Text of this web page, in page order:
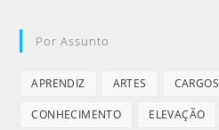
Por Assunto
APRENDIZ ARTES CARGOS
CONHECIMENTO ELEVAÇÃO